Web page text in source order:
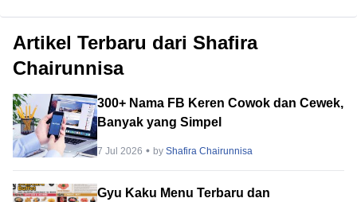
Artikel Terbaru dari Shafira
Chairunnisa
300+ Nama FB Keren Cowok dan Cewek,
Banyak yang Simpel
7 Jul 2026 byShafira Chairunnisa
Gyu Kaku Menu Terbaru dan